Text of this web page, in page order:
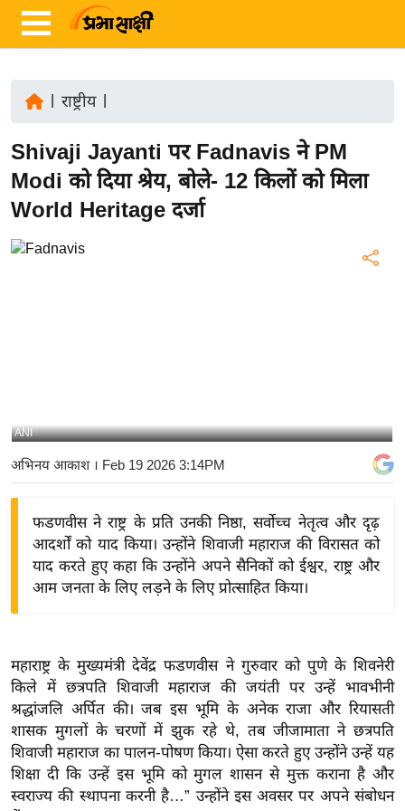
ज़ा
ख
ब
र
रा
य
बि
ज़
त
वि
शे
ष
ज्ञ
रा
राष्ट्रीय|
Shivaji Jayanti पर Fadnavis ने PM
Modi को दिया श्रेय, बोले- 12 किलों को मिला
World Heritage दर्जा
ANI
अभिनय आकाश। Feb 19 2026 3:14PM
फडणवीस ने राष्ट्र के प्रति उनकी निष्ठा, सर्वोच्च नेतृत्व और दृढ़
आदर्शों को याद किया। उन्होंने शिवाजी महाराज की विरासत को
याद करते हुए कहा कि उन्होंने अपने सैनिकों को ईश्वर, राष्ट्र और
आम जनता के लिए लड़ने के लिए प्रोत्साहित किया।
महाराष्ट्र के मुख्यमंत्री देवेंद्र फडणवीस ने गुरुवार को पुणे के शिवनेरी
किले में छत्रपति शिवाजी महाराज की जयंती पर उन्हें भावभीनी
श्रद्धांजलि अर्पित की। जब इस भूमि के अनेक राजा और रियासती
शासक मुगलों के चरणों में झुक रहे थे, तब जीजामाता ने छत्रपति
शिवाजी महाराज का पालन-पोषण किया। ऐसा करते हुए उन्होंने उन्हें यह
शिक्षा दी कि उन्हें इस भूमि को मुगल शासन से मुक्त कराना है और
स्वराज्य की स्थापना करनी है…” उन्होंने इस अवसर पर अपने संबोधन